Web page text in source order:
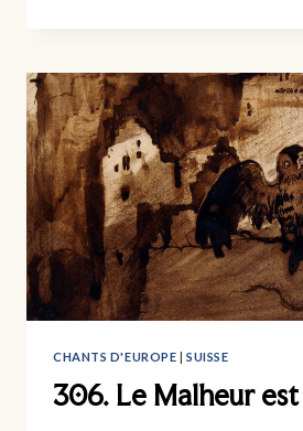
CHANTS D'EUROPE |SUISSE
306. Le Malheur est